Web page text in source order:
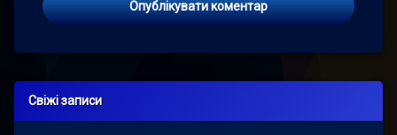
Свіжі записи